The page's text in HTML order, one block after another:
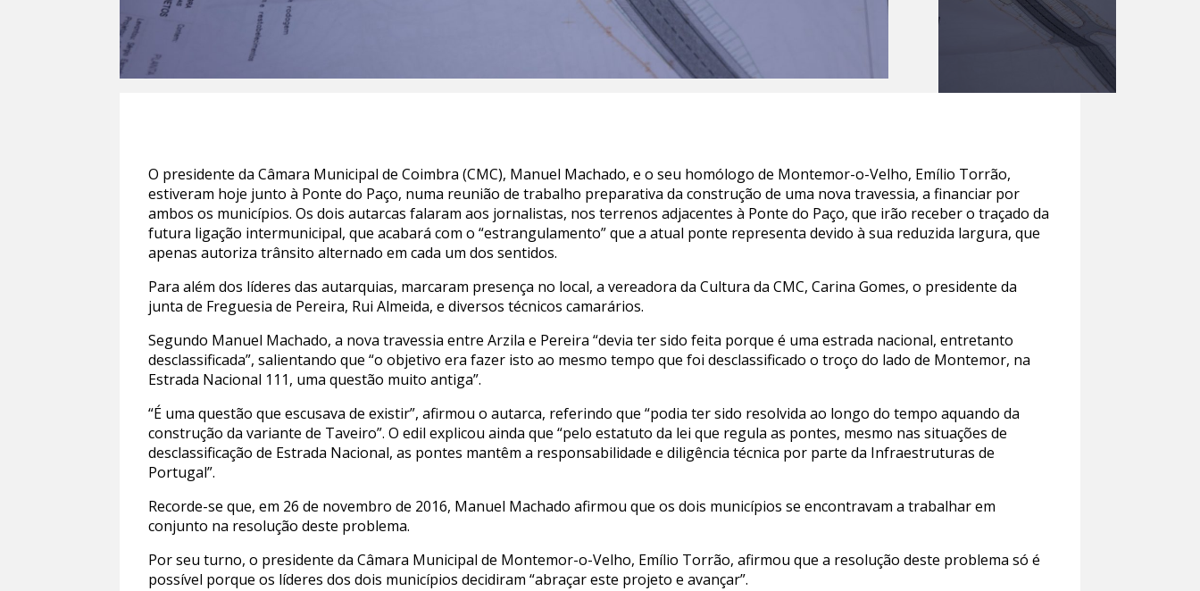
O presidente da Câmara Municipal de Coimbra (CMC), Manuel Machado, e o seu homólogo de Montemor-o-Velho, Emílio Torrão,
estiveram hoje junto à Ponte do Paço, numa reunião de trabalho preparativa da construção de uma nova travessia, a financiar por
ambos os municípios. Os dois autarcas falaram aos jornalistas, nos terrenos adjacentes à Ponte do Paço, que irão receber o traçado da
futura ligação intermunicipal, que acabará com o “estrangulamento” que a atual ponte representa devido à sua reduzida largura, que
apenas autoriza trânsito alternado em cada um dos sentidos.
Para além dos líderes das autarquias, marcaram presença no local, a vereadora da Cultura da CMC, Carina Gomes, o presidente da
junta de Freguesia de Pereira, Rui Almeida, e diversos técnicos camarários.
Segundo Manuel Machado, a nova travessia entre Arzila e Pereira “devia ter sido feita porque é uma estrada nacional, entretanto
desclassificada”, salientando que “o objetivo era fazer isto ao mesmo tempo que foi desclassificado o troço do lado de Montemor, na
Estrada Nacional 111, uma questão muito antiga”.
“É uma questão que escusava de existir”, afirmou o autarca, referindo que “podia ter sido resolvida ao longo do tempo aquando da
construção da variante de Taveiro”. O edil explicou ainda que “pelo estatuto da lei que regula as pontes, mesmo nas situações de
desclassificação de Estrada Nacional, as pontes mantêm a responsabilidade e diligência técnica por parte da Infraestruturas de
Portugal”.
Recorde-se que, em 26 de novembro de 2016, Manuel Machado afirmou que os dois municípios se encontravam a trabalhar em
conjunto na resolução deste problema.
Por seu turno, o presidente da Câmara Municipal de Montemor-o-Velho, Emílio Torrão, afirmou que a resolução deste problema só é
possível porque os líderes dos dois municípios decidiram “abraçar este projeto e avançar”.